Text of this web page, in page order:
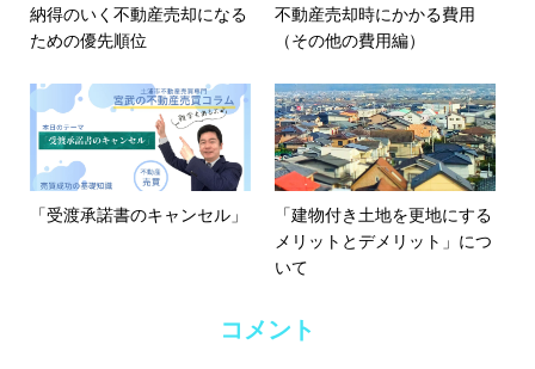
納得のいく不動産売却になる
ための優先順位
不動産売却時にかかる費用
（その他の費用編）
「受渡承諾書のキャンセル」
「建物付き土地を更地にする
メリットとデメリット」につ
いて
コメント